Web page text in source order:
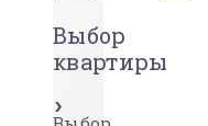
Выбор
квартиры